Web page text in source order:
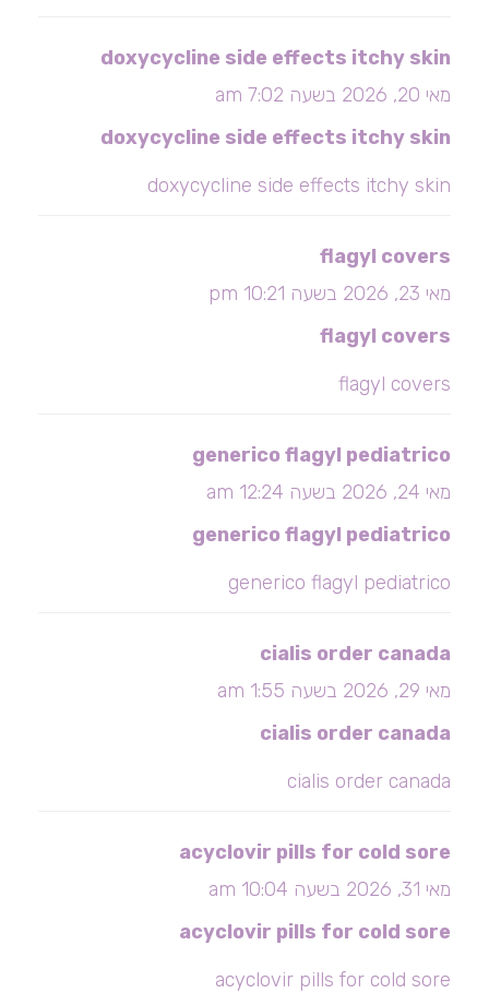
doxycycline side effects itchy skin
מאי 20, 2026 בשעה 7:02 am
doxycycline side effects itchy skin
doxycycline side effects itchy skin
flagyl covers
מאי 23, 2026 בשעה 10:21 pm
flagyl covers
flagyl covers
generico flagyl pediatrico
מאי 24, 2026 בשעה 12:24 am
generico flagyl pediatrico
generico flagyl pediatrico
cialis order canada
מאי 29, 2026 בשעה 1:55 am
cialis order canada
cialis order canada
acyclovir pills for cold sore
מאי 31, 2026 בשעה 10:04 am
acyclovir pills for cold sore
acyclovir pills for cold sore